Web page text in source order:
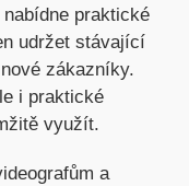
praktické
udržet stávající
zákazníky.
i praktické
využít.
a